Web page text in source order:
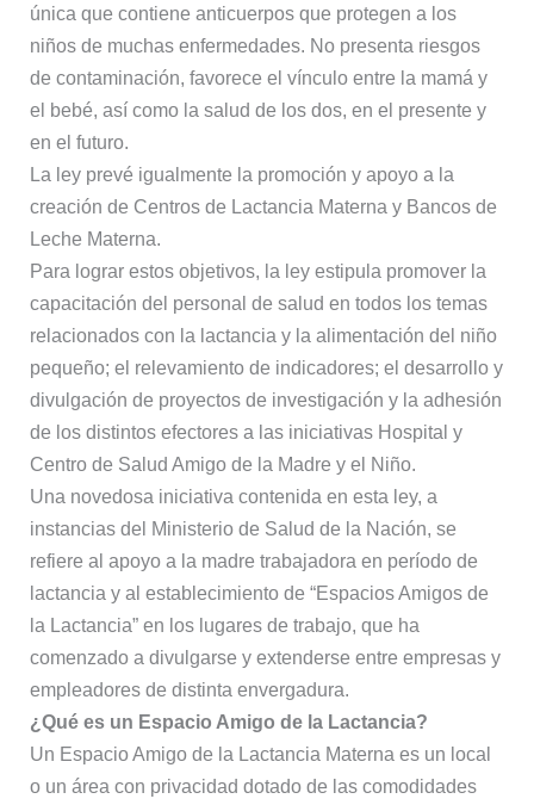
única que contiene anticuerpos que protegen a los
niños de muchas enfermedades. No presenta riesgos
de contaminación, favorece el vínculo entre la mamá y
el bebé, así como la salud de los dos, en el presente y
en el futuro.
La ley prevé igualmente la promoción y apoyo a la
creación de Centros de Lactancia Materna y Bancos de
Leche Materna.
Para lograr estos objetivos, la ley estipula promover la
capacitación del personal de salud en todos los temas
relacionados con la lactancia y la alimentación del niño
pequeño; el relevamiento de indicadores; el desarrollo y
divulgación de proyectos de investigación y la adhesión
de los distintos efectores a las iniciativas Hospital y
Centro de Salud Amigo de la Madre y el Niño.
Una novedosa iniciativa contenida en esta ley, a
instancias del Ministerio de Salud de la Nación, se
refiere al apoyo a la madre trabajadora en período de
lactancia y al establecimiento de “Espacios Amigos de
la Lactancia” en los lugares de trabajo, que ha
comenzado a divulgarse y extenderse entre empresas y
empleadores de distinta envergadura.
¿Qué es un Espacio Amigo de la Lactancia?
Un Espacio Amigo de la Lactancia Materna es un local
o un área con privacidad dotado de las comodidades